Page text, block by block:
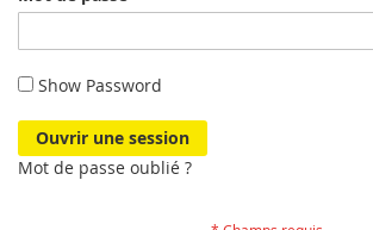
Show Password
Ouvrir une session
Mot de passe oublié ?